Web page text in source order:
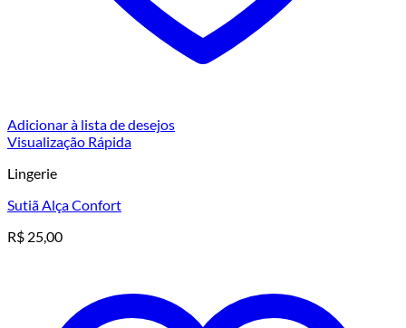
Adicionar à lista de desejos
Visualização Rápida
Lingerie
Sutiã Alça Confort
R$ 25,00